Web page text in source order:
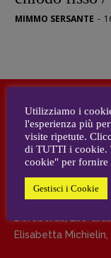
REDAZIONE
Anna da Re,
Grasso,Fabio
Marcoli,
Spallina,
CONTATTI
recensioni:
MIMMO SERSANTE -
DIRETTRICE
Antonella Marrone
REDAZIONE
Walter Catalano,
Derobertis,Elio
Elisabetta Michielin,
Utilizziamo i
l'esperienza più
visite ripetute.
di TUTTI i cookie.
cookie" per fornire
Gestisci i Cookie